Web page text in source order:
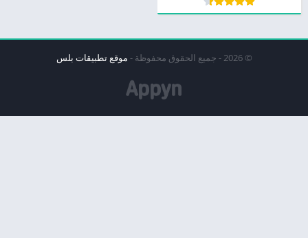
© 2026 - جميع الحقوق محفوظة - موقع تطبيقات بلس